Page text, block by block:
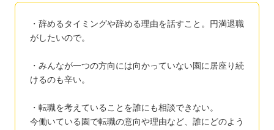
・辞めるタイミングや辞める理由を話すこと。円満退職
がしたいので。
・みんなが一つの方向には向かっていない園に居座り続
けるのも辛い。
・転職を考えていることを誰にも相談できない。
今働いている園で転職の意向や理由など、誰にどのよう